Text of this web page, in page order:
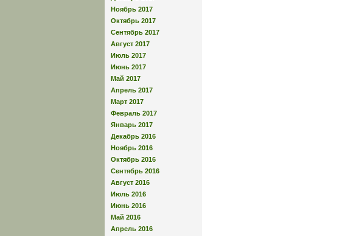
Ноябрь 2017
Октябрь 2017
Сентябрь 2017
Август 2017
Июль 2017
Июнь 2017
Май 2017
Апрель 2017
Март 2017
Февраль 2017
Январь 2017
Декабрь 2016
Ноябрь 2016
Октябрь 2016
Сентябрь 2016
Август 2016
Июль 2016
Июнь 2016
Май 2016
Апрель 2016